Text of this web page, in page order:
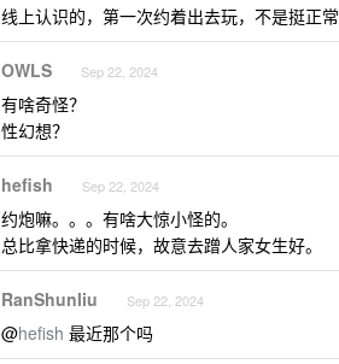
线上认识的，第一次约着出去玩，不是挺正常
OWLS Sep 22, 2024
有啥奇怪？
性幻想？
hefish Sep 22, 2024
约炮嘛。。。有啥大惊小怪的。
总比拿快递的时候，故意去蹭人家女生好。
RanShunliu Sep 22, 2024
@hefish 最近那个吗